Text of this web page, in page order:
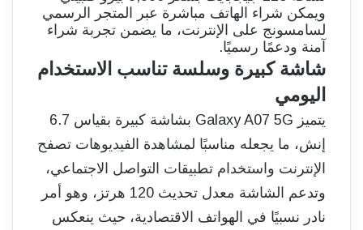
ويمكن شراء الهاتف مباشرة عبر المتجر الرسمي
لسامسونج على الإنترنت، ما يضمن تجربة شراء
آمنة ودعمًا رسميًا.
شاشة كبيرة وسلسة تناسب الاستخدام
اليومي
يتميز Galaxy A07 5G بشاشة كبيرة بقياس 6.7
إنش، ما يجعله مناسبًا لمشاهدة الفيديوهات تصفح
الإنترنت واستخدام تطبيقات التواصل الاجتماعي،
وتدعم الشاشة معدل تحديث 120 هرتز، وهو أمر
نادر نسبيًا في الهواتف الاقتصادية، حيث ينعكس